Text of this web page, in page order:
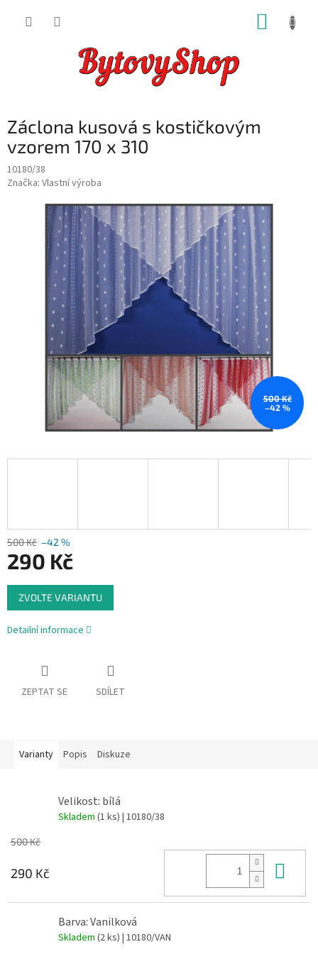
Záclona kusová s kostičkovým
vzorem 170 x 310
10180/38
Značka: Vlastní výroba
500 Kč
–42 %
500 Kč –42 %
290 Kč
Měrná
cena:
ZVOLTE VARIANTU
Detailní informace
ZEPTAT SE SDÍLET
Varianty Popis Diskuze
Velikost: bílá
Skladem (1 ks) | 10180/38
500 Kč
290 Kč
Barva: Vanilková
Skladem (2 ks) | 10180/VAN